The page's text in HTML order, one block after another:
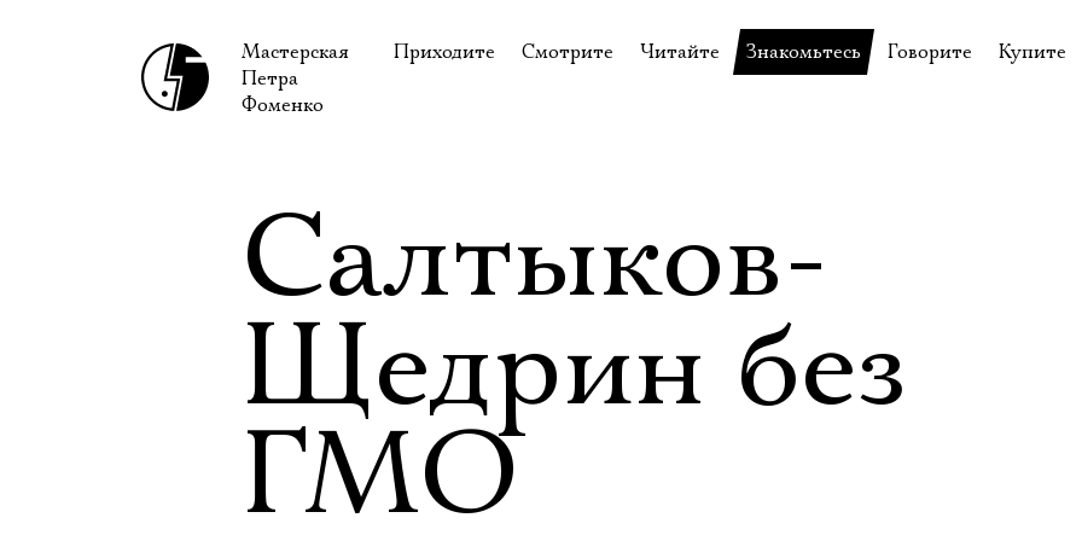
Мастерская
Петра
Фоменко
Приходите
Правила посещения
Смотрите
Внеклассные чтения
Читайте
Архив проектов
Благодарности
Библиотека Гумилёва
Знакомьтесь
Художники
Руководство
Сотрудники
Говорите
Купите
Салтыков-
Щедрин без
ГМО